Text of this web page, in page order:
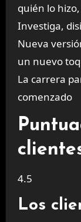
quién lo
Investiga,
Nueva
un nuevo
La carrera
comenzado
4.5
Los